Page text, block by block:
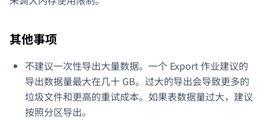
其他事项
不建议一次性导出大量数据。一个 Export 作业建议的
导出数据量最大在几十 GB。过大的导出会导致更多的
垃圾文件和更高的重试成本。如果表数据量过大，建议
按照分区导出。